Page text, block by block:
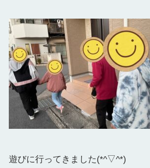
遊びに行ってきました(*^▽^*)